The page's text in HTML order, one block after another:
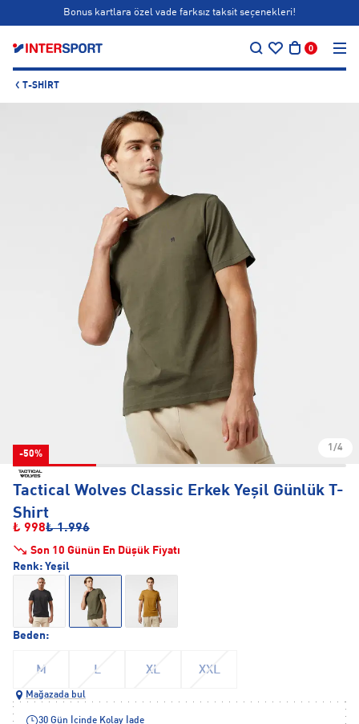
Bonus kartlara özel vade farksız taksit seçenekleri!
0
T-SHIRT
-50%
1/4
Tactical Wolves Classic Erkek Yeşil Günlük T-
Shirt
₺ 998₺ 1.996
Son 10 Günün En Düşük Fiyatı
Beden:
M L XL XXL
Renk: Yeşil
Mağazada bul
30 Gün İçinde Kolay İade